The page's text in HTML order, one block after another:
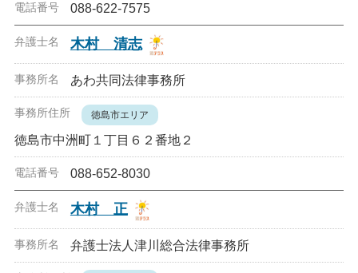
088-622-7575
木村 清志
あわ共同法律事務所
徳島市エリア
徳島市中洲町１丁目６２番地２
088-652-8030
木村 正
弁護士法人津川総合法律事務所